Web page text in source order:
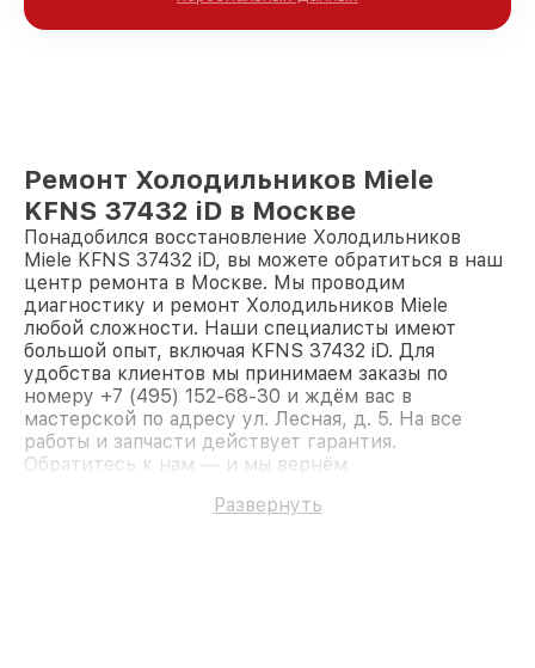
Ремонт Холодильников Miele
KFNS 37432 iD в Москве
Понадобился восстановление Холодильников
Miele KFNS 37432 iD, вы можете обратиться в наш
центр ремонта в Москве. Мы проводим
диагностику и ремонт Холодильников Miele
любой сложности. Наши специалисты имеют
большой опыт, включая KFNS 37432 iD. Для
удобства клиентов мы принимаем заказы по
номеру +7 (495) 152-68-30 и ждём вас в
мастерской по адресу ул. Лесная, д. 5. На все
работы и запчасти действует гарантия.
Обратитесь к нам — и мы вернём
Развернуть